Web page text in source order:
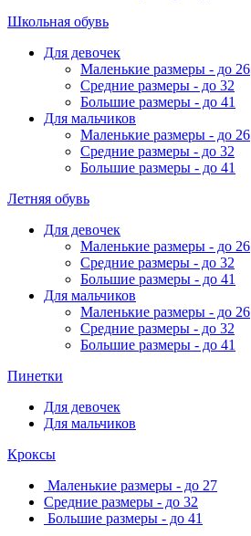
Школьная обувь
Для девочек
Маленькие размеры - до 26
Средние размеры - до 32
Большие размеры - до 41
Для мальчиков
Маленькие размеры - до 26
Средние размеры - до 32
Большие размеры - до 41
Летняя обувь
Для девочек
Маленькие размеры - до 26
Средние размеры - до 32
Большие размеры - до 41
Для мальчиков
Маленькие размеры - до 26
Средние размеры - до 32
Большие размеры - до 41
Пинетки
Для девочек
Для мальчиков
Кроксы
Маленькие размеры - до 27
Средние размеры - до 32
Большие размеры - до 41